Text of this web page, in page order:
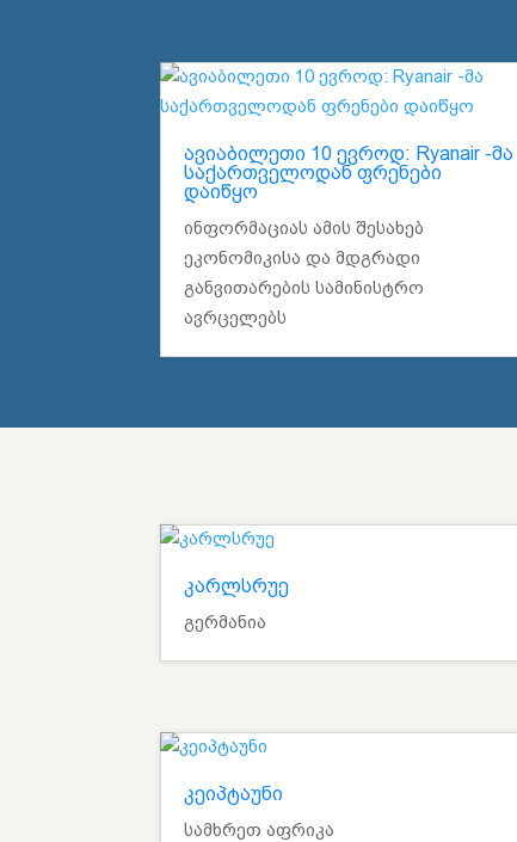
ავიაბილეთი 10 ევროდ: Ryanair -მა
საქართველოდან ფრენები
დაიწყო
ინფორმაციას ამის შესახებ
ეკონომიკისა და მდგრადი
განვითარების სამინისტრო
ავრცელებს
კარლსრუე
გერმანია
კეიპტაუნი
სამხრეთ აფრიკა